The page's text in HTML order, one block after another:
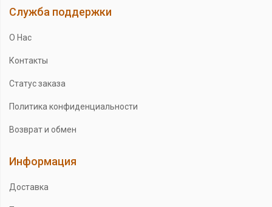
Служба поддержки
О Нас
Контакты
Статус заказа
Политика конфиденциальности
Возврат и обмен
Информация
Доставка